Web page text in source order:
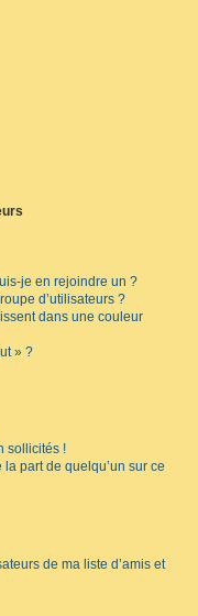
je en rejoindre un ?
d’utilisateurs ?
dans une couleur
» ?
sollicités !
part de quelqu’un sur ce
de ma liste d’amis et